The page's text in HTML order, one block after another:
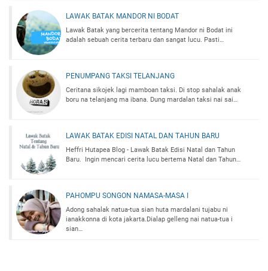
LAWAK BATAK MANDOR NI BODAT
Lawak Batak yang bercerita tentang Mandor ni Bodat ini
adalah sebuah cerita terbaru dan sangat lucu. Pasti…
PENUMPANG TAKSI TELANJANG
Ceritana sikojek lagi mamboan taksi. Di stop sahalak anak
boru na telanjang ma ibana. Dung mardalan taksi nai sai…
LAWAK BATAK EDISI NATAL DAN TAHUN BARU
Heffri Hutapea Blog - Lawak Batak Edisi Natal dan Tahun
Baru. Ingin mencari cerita lucu bertema Natal dan Tahun…
PAHOMPU SONGON NAMASA-MASA I
Adong sahalak natua-tua sian huta mardalani tujabu ni
ianakkonna di kota jakarta.Dialap gelleng nai natua-tua i
sian…